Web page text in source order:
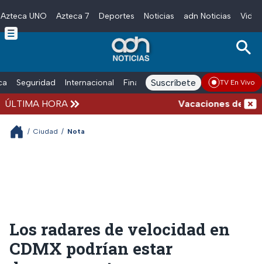
Skip to main content
Azteca UNO Azteca 7 Deportes Noticias adn Noticias
Seguridad Internacional Finanzas adn Noticias Radio
Suscríbete TV En Vivo
ÚLTIMA HORA Vacaciones de
/ Ciudad / Nota
Los radares de velocidad en
CDMX podrían estar